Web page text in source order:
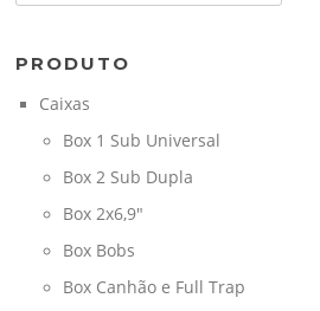
PRODUTO
Caixas
Box 1 Sub Universal
Box 2 Sub Dupla
Box 2x6,9"
Box Bobs
Box Canhão e Full Trap